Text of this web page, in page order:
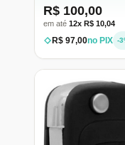
R$ 100,00
em até 12x R$ 10,04
R$ 97,00no PIX -